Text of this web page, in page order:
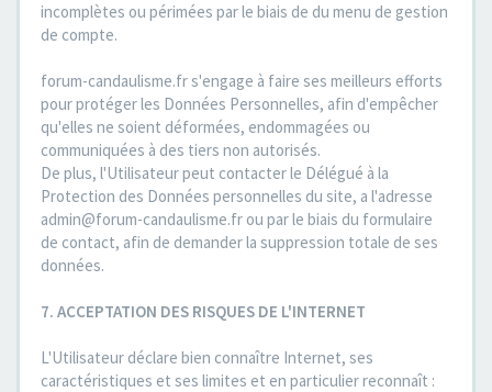
incomplètes ou périmées par le biais de du menu de gestion
de compte.
forum-candaulisme.fr s'engage à faire ses meilleurs efforts
pour protéger les Données Personnelles, afin d'empêcher
qu'elles ne soient déformées, endommagées ou
communiquées à des tiers non autorisés.
De plus, l'Utilisateur peut contacter le Délégué à la
Protection des Données personnelles du site, a l'adresse
admin@forum-candaulisme.fr ou par le biais du formulaire
de contact, afin de demander la suppression totale de ses
données.
7. ACCEPTATION DES RISQUES DE L'INTERNET
L'Utilisateur déclare bien connaître Internet, ses
caractéristiques et ses limites et en particulier reconnaît :